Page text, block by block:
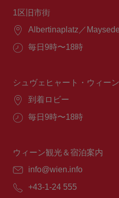
1区旧市街
場
Albertinaplatz／
営
間：
毎日9時〜18時
シュヴェヒャート・ウィー
場
到着ロビー
営
間：
毎日9時〜18時
ウィーン観光＆宿泊案内
E
ー
info@wien.info
電
+43-1-24 555